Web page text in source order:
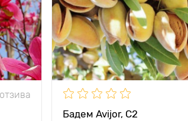
Бадем Avijor, С2